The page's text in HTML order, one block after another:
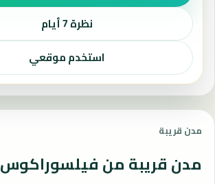
نظرة 7 أيام
استخدم موقعي
مدن قريبة
مدن قريبة من فيلسوراكوس